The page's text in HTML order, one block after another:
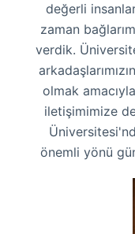
değerli
zaman
verdik.
olmak
iletişimimize
önemli yönü